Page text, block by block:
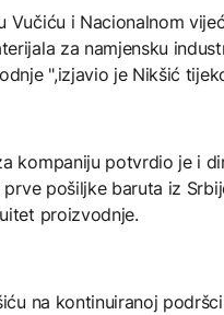
Vučiću i Nacionalnom
za namjensku
",izjavio je Nikšić
kompaniju potvrdio je i
pošiljke baruta iz
proizvodnje.
na kontinuiranoj